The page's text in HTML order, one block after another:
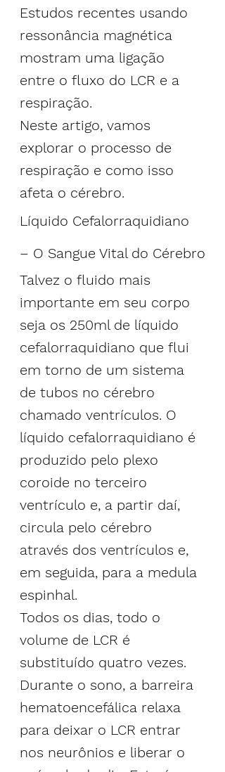
Estudos recentes usando
ressonância magnética
mostram uma ligação
entre o fluxo do LCR e a
respiração.
Neste artigo, vamos
explorar o processo de
respiração e como isso
afeta o cérebro.
Líquido Cefalorraquidiano
– O Sangue Vital do Cérebro
Talvez o fluido mais
importante em seu corpo
seja os 250ml de líquido
cefalorraquidiano que flui
em torno de um sistema
de tubos no cérebro
chamado ventrículos. O
líquido cefalorraquidiano é
produzido pelo plexo
coroide no terceiro
ventrículo e, a partir daí,
circula pelo cérebro
através dos ventrículos e,
em seguida, para a medula
espinhal.
Todos os dias, todo o
volume de LCR é
substituído quatro vezes.
Durante o sono, a barreira
hematoencefálica relaxa
para deixar o LCR entrar
nos neurônios e liberar o